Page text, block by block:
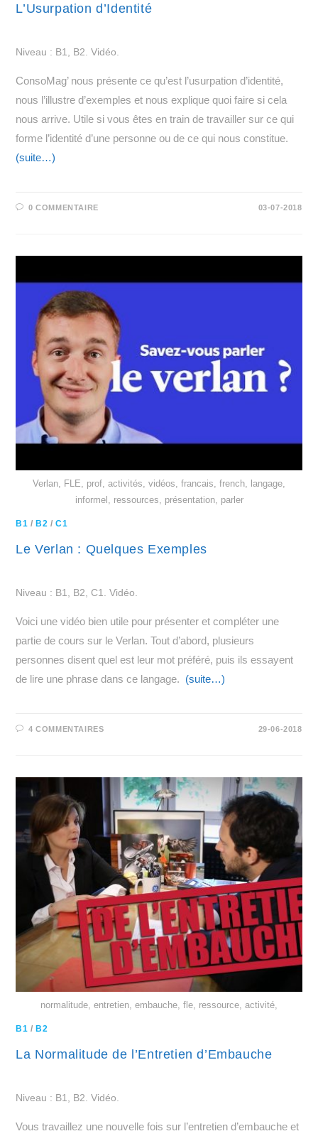
L’Usurpation d’Identité
Niveau : B1, B2. Vidéo.
ConsoMag’ nous présente ce qu’est l’usurpation d’identité,
nous l’illustre d’exemples et nous explique quoi faire si cela
nous arrive. Utile si vous êtes en train de travailler sur ce qui
forme l’identité d’une personne ou de ce qui nous constitue.
(suite…)
0 COMMENTAIRE 03-07-2018
Verlan, FLE, prof, activités, vidéos, francais, french, langage,
informel, ressources, présentation, parler
B1 /B2 /C1
Le Verlan : Quelques Exemples
Niveau : B1, B2, C1. Vidéo.
Voici une vidéo bien utile pour présenter et compléter une
partie de cours sur le Verlan. Tout d’abord, plusieurs
personnes disent quel est leur mot préféré, puis ils essayent
de lire une phrase dans ce langage. (suite…)
4 COMMENTAIRES 29-06-2018
normalitude, entretien, embauche, fle, ressource, activité,
B1 /B2
La Normalitude de l’Entretien d’Embauche
Niveau : B1, B2. Vidéo.
Vous travaillez une nouvelle fois sur l’entretien d’embauche et